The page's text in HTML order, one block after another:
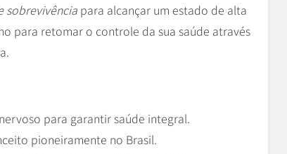
sobrevivência para alcançar um estado de alta
para retomar o controle da sua saúde através
para garantir saúde integral.
pioneiramente no Brasil.